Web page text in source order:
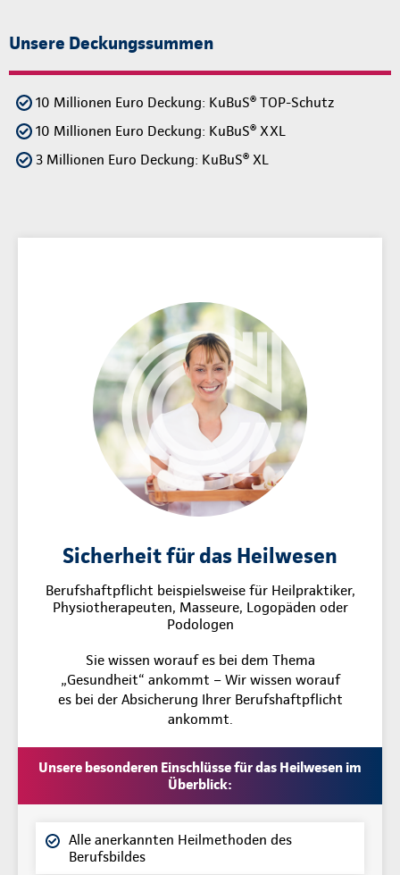
Unsere Deckungssummen
10 Millionen Euro Deckung: KuBuS® TOP-Schutz
10 Millionen Euro Deckung: KuBuS® XXL
3 Millionen Euro Deckung: KuBuS® XL
Sicherheit für das Heilwesen
Berufshaftpflicht beispielsweise für Heilpraktiker,
Physiotherapeuten, Masseure, Logopäden oder
Podologen
Sie wissen worauf es bei dem Thema
„Gesundheit“ ankommt – Wir wissen worauf
es bei der Absicherung Ihrer Berufshaftpflicht
ankommt.
Unsere besonderen Einschlüsse für das Heilwesen im
Überblick:
Alle anerkannten Heilmethoden des
Berufsbildes